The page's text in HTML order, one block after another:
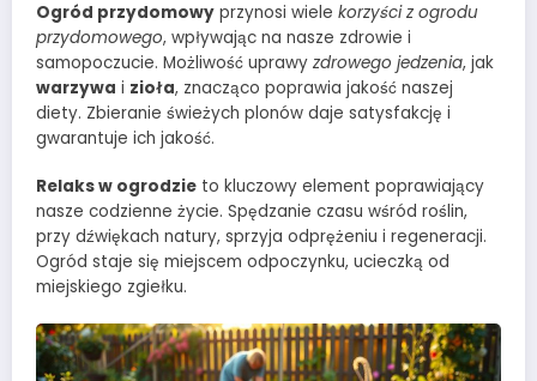
Ogród przydomowy przynosi wiele korzyści z ogrodu
przydomowego, wpływając na nasze zdrowie i
samopoczucie. Możliwość uprawy zdrowego jedzenia, jak
warzywa i zioła, znacząco poprawia jakość naszej
diety. Zbieranie świeżych plonów daje satysfakcję i
gwarantuje ich jakość.
Relaks w ogrodzie to kluczowy element poprawiający
nasze codzienne życie. Spędzanie czasu wśród roślin,
przy dźwiękach natury, sprzyja odprężeniu i regeneracji.
Ogród staje się miejscem odpoczynku, ucieczką od
miejskiego zgiełku.